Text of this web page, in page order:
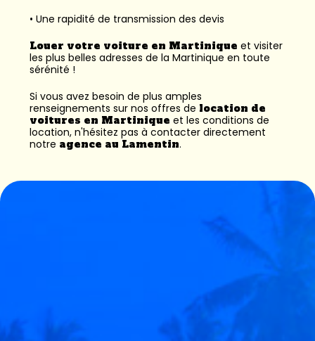
• Une rapidité de transmission des devis
Louer votre voiture en Martinique et visiter
les plus belles adresses de la Martinique en toute
sérénité !
Si vous avez besoin de plus amples
renseignements sur nos offres de location de
voitures en Martinique et les conditions de
location, n'hésitez pas à contacter directement
notre agence au Lamentin.